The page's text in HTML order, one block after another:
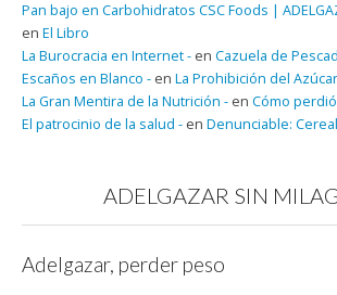
Pan bajo en Carbohidratos CSC Foods |
en El Libro
La Burocracia en Internet - en Cazuela de
Escaños en Blanco - en La Prohibición del Azúcar
La Gran Mentira de la Nutrición - en Cómo
El patrocinio de la salud - en Denunciable:
ADELGAZAR SIN
Adelgazar, perder peso